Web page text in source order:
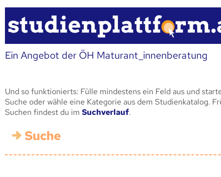
Ein Angebot der ÖH Maturant_innenberatung
Und so funktionierts: Fülle mindestens ein Feld aus und
Suche oder wähle eine Kategorie aus dem Studienkatalog.
Suchen findest du im Suchverlauf.
Suche